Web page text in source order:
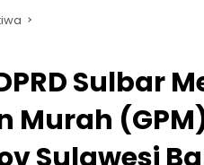
Sulbar
Murah